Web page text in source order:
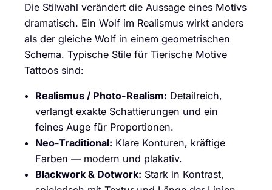
Die Stilwahl verändert die Aussage eines Motivs
dramatisch. Ein Wolf im Realismus wirkt anders
als der gleiche Wolf in einem geometrischen
Schema. Typische Stile für Tierische Motive
Tattoos sind:
Realismus / Photo-Realism: Detailreich,
verlangt exakte Schattierungen und ein
feines Auge für Proportionen.
Neo-Traditional: Klare Konturen, kräftige
Farben — modern und plakativ.
Blackwork & Dotwork: Stark in Kontrast,